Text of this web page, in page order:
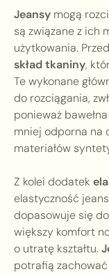
Jeansy mogą
są związane z ich
użytkowania.
skład tkaniny,
Te wykonane
do rozciągania,
ponieważ
mniej odporna na
materiałów
Z kolei dodatek
elastyczność
dopasowuje się
większy komfort
o utratę kształtu.
potrafią